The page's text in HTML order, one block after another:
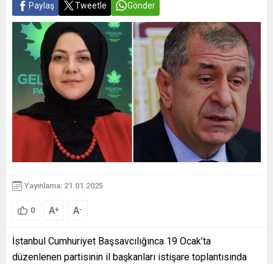
Paylaş Tweetle Gönder
Yayınlama: 21.01.2025
0 A+ A-
İstanbul Cumhuriyet Başsavcılığınca 19 Ocak’ta
düzenlenen partisinin il başkanları istişare toplantısında